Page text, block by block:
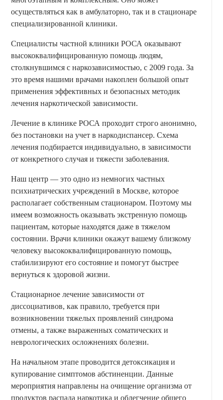
осуществляться как в амбулаторно, так и в стационаре
специализированной клиники.
Специалисты частной клиники РОСА оказывают
высококвалифицированную помощь людям,
столкнувшимся с наркозависимостью, с 2009 года. За
это время нашими врачами накоплен большой опыт
применения эффективных и безопасных методик
лечения наркотической зависимости.
Лечение в клинике РОСА проходит строго анонимно,
без постановки на учет в наркодиспансер. Схема
лечения подбирается индивидуально, в зависимости
от конкретного случая и тяжести заболевания.
Наш центр — это одно из немногих частных
психиатрических учреждений в Москве, которое
располагает собственным стационаром. Поэтому мы
имеем возможность оказывать экстренную помощь
пациентам, которые находятся даже в тяжелом
состоянии. Врачи клиники окажут вашему близкому
человеку высококвалифицированную помощь,
стабилизируют его состояние и помогут быстрее
вернуться к здоровой жизни.
Стационарное лечение зависимости от
диссоциативов, как правило, требуется при
возникновении тяжелых проявлений синдрома
отмены, а также выраженных соматических и
неврологических осложнениях болезни.
На начальном этапе проводится детоксикация и
купирование симптомов абстиненции. Данные
мероприятия направлены на очищение организма от
продуктов распада наркотика и облегчение общего